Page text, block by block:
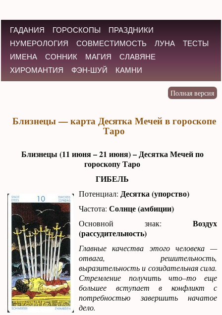
ГАДАНИЯ ГОРОСКОПЫ
ПРАЗДНИКИ
НУМЕРОЛОГИЯ
СОВМЕСТИМОСТЬ ЛУНА
ТЕСТЫ
ИМЕНА
СОННИК МАГИЯ
СЛАВЯНЕ
ХИРОМАНТИЯ
ФЭН-ШУЙ КАМНИ
Близнецы — карта Десятка Мечей в гороскопе
Таро
Близнецы (11 июня – 21 июня) – Десятка Мечей по
гороскопу Таро
ГИБЕЛЬ
Потенциал: Десятка (упорство)
Частота:Солнце (амбиции)
Основной знак: Воздух
(рассудительность)
Главные качества этого человека —
отвага, решительность,
выразительность и созидательная сила.
Стремление получить что–то еще
большее вступает в конфликт с
потребностью завершить начатое
дело.